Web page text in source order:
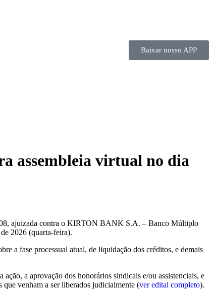
Baixar nosso APP
assembleia virtual no dia
ajuizada contra o KIRTON BANK S.A. – Banco Múltiplo
2026 (quarta-feira).
a fase processual atual, de liquidação dos créditos, e demais
a aprovação dos honorários sindicais e/ou assistenciais, e
que venham a ser liberados judicialmente (ver edital completo).